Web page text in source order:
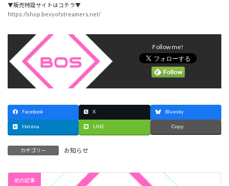
▼販売特設サイトはコチラ▼
https://shop.bevyofstreamers.net/
Follow me!
Facebook X Bluesky
Hatena LINE Copy
カテゴリー お知らせ
前の記事